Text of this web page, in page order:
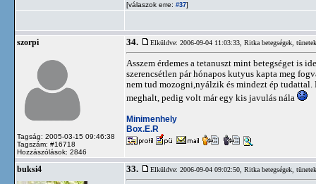
[válaszok erre: #37]
szorpi
Tagság: 2005-03-15 09:46:38
Tagszám: #16718
Hozzászólások: 2846
34. Elküldve: 2006-09-04 11:03:33, Ritka betegségek, tünetek
Asszem érdemes a tetanuszt mint betegséget is
szerencsétlen pár hónapos kutyus kapta meg
nem tud mozogni,nyálzik és mindezt ép
meghalt, pedig volt már egy kis javulás nála
Minimenhely
Box.E.R
buksi4 33. Elküldve: 2006-09-04 09:02:50, Ritka betegségek, tünetek